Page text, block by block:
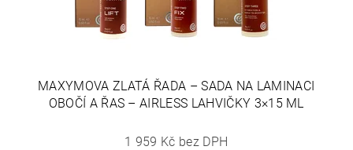
MAXYMOVA ZLATÁ ŘADA – SADA NA LAMINACI
OBOČÍ A ŘAS – AIRLESS LAHVIČKY 3×15 ML
1 959 Kč bez DPH